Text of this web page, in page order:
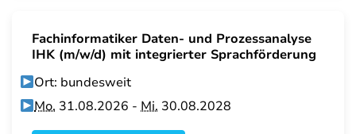
Fachinformatiker Daten- und Prozessanalyse
IHK (m/w/d) mit integrierter Sprachförderung
Ort: bundesweit
Mo. 31.08.2026 -Mi. 30.08.2028